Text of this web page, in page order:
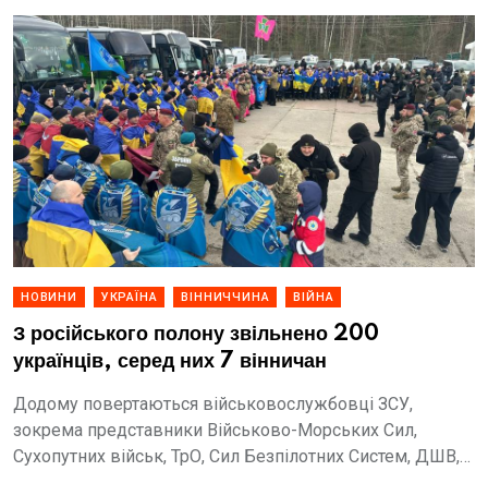
НОВИНИ УКРАЇНА ВІННИЧЧИНА ВІЙНА
З російського полону звільнено 200
українців, серед них 7 вінничан
Додому повертаються військовослужбовці ЗСУ,
зокрема представники Військово-Морських Сил,
Сухопутних військ, ТрО, Сил Безпілотних Систем, ДШВ,